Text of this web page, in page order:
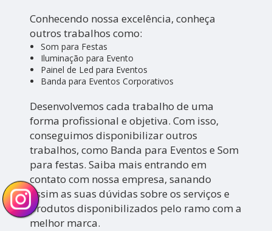
Conhecendo nossa excelência, conheça
outros trabalhos como:
Som para Festas
Iluminação para Evento
Painel de Led para Eventos
Banda para Eventos Corporativos
Desenvolvemos cada trabalho de uma
forma profissional e objetiva. Com isso,
conseguimos disponibilizar outros
trabalhos, como Banda para Eventos e Som
para festas. Saiba mais entrando em
contato com nossa empresa, sanando
assim as suas dúvidas sobre os serviços e
produtos disponibilizados pelo ramo com a
melhor marca.